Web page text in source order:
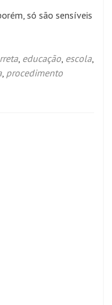
só são sensíveis
, educação, escola,
, procedimento